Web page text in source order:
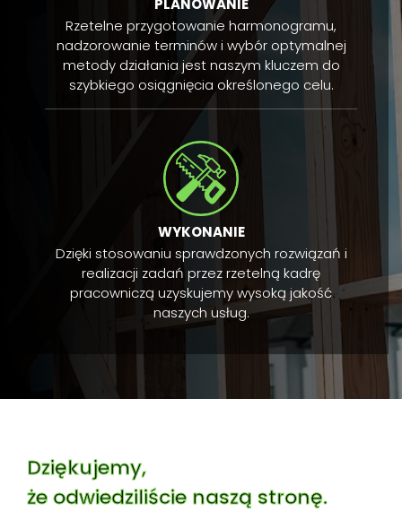
PLANOWANIE
Rzetelne przygotowanie harmonogramu,
nadzorowanie terminów i wybór optymalnej
metody działania jest naszym kluczem do
szybkiego osiągnięcia określonego celu.
WYKONANIE
Dzięki stosowaniu sprawdzonych rozwiązań i
realizacji zadań przez rzetelną kadrę
pracowniczą uzyskujemy wysoką jakość
naszych usług.
Dziękujemy,
że odwiedziliście naszą stronę.